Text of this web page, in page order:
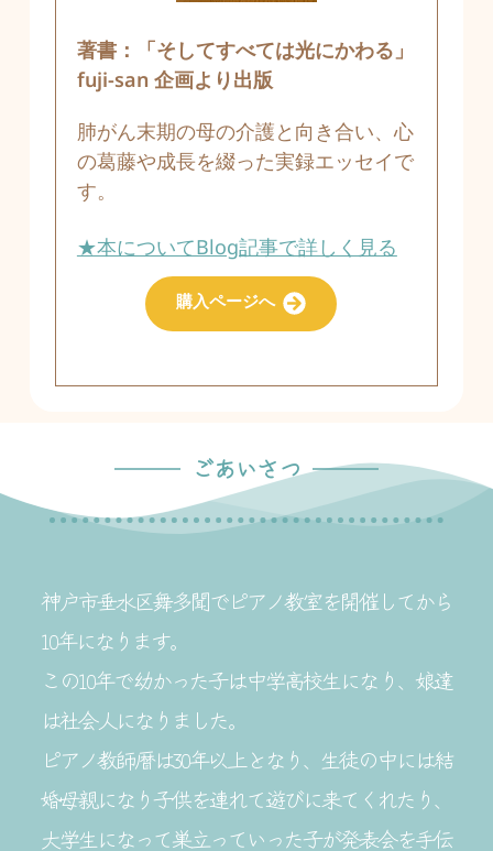
著書：「そしてすべては光にかわる」
fuji-san 企画より出版
肺がん末期の母の介護と向き合い、心
の葛藤や成長を綴った実録エッセイで
す。
★本についてBlog記事で詳しく見る
購入ページへ
ごあいさつ
神戸市垂水区舞多聞でピアノ教室を開催してから
10年になります。
この10年で幼かった子は中学高校生になり、娘達
は社会人になりました。
ピアノ教師暦は30年以上となり、生徒の中には結
婚母親になり子供を連れて遊びに来てくれたり、
大学生になって巣立っていった子が発表会を手伝